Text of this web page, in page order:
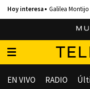
Galilea Montijo
EN VIVO RADIO